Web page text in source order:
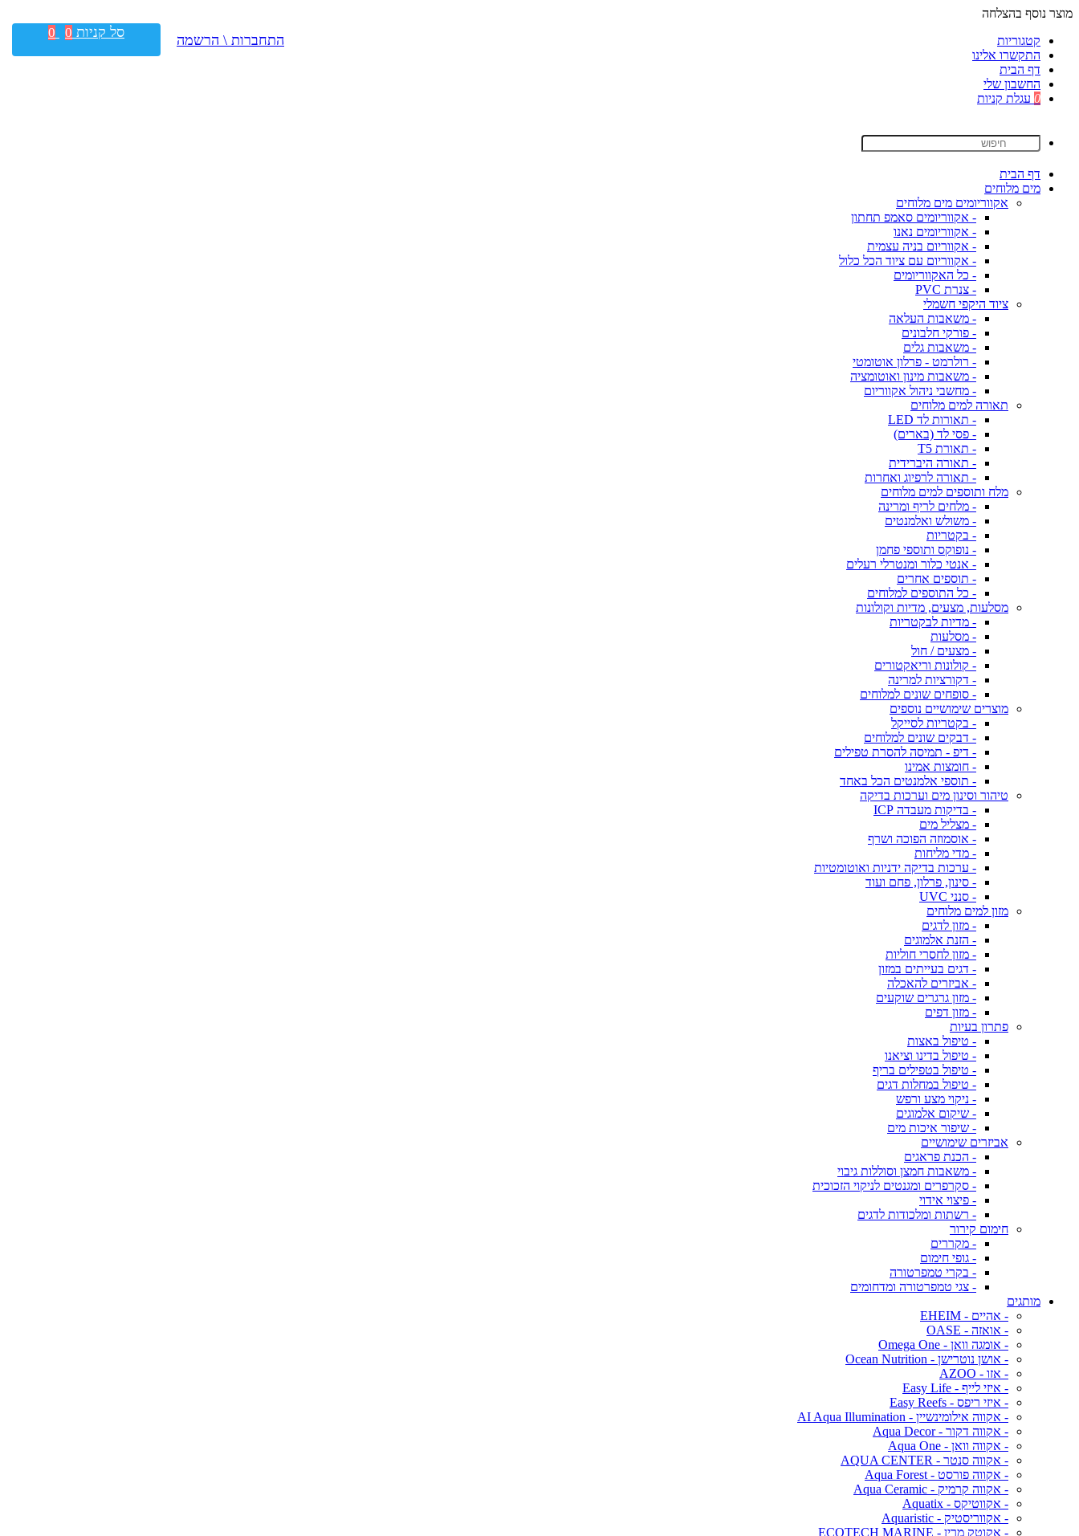
מוצר נוסף בהצלחה
קטגוריות
התקשרו אלינו
דף הבית
החשבון שלי
0 עגלת קניות
דף הבית
מים מלוחים
אקווריומים מים מלוחים
- אקווריומים סאמפ תחתון
- אקווריומים נאנו
- אקווריום בניה עצמית
- אקווריום עם ציוד הכל כלול
- כל האקווריומים
- צנרת PVC
ציוד היקפי חשמלי
- משאבות העלאה
- פורקי חלבונים
- משאבות גלים
- רולרמט - פרלון אוטומטי
- משאבות מינון ואוטומציה
- מחשבי ניהול אקווריום
תאורה למים מלוחים
- תאורות לד LED
- פסי לד (בארים)
- תאורת T5
- תאורה היברידית
- תאורה לרפיוג ואחרות
מלח ותוספים למים מלוחים
- מלחים לריף ומרינה
- משולש ואלמנטים
- בקטריות
- נופוקס ותוספי פחמן
- אנטי כלור ומנטרלי רעלים
- תוספים אחרים
- כל התוספים למלוחים
מסלעות, מצעים, מדיות וקולונות
- מדיות לבקטריות
- מסלעות
- מצעים / חול
- קולונות וריאקטורים
- דקורציות למרינה
- סופחים שונים למלוחים
מוצרים שימושיים נוספים
- בקטריות לסייקל
- דבקים שונים למלוחים
- דיפ - תמיסה להסרת טפילים
- חומצות אמינו
- תוספי אלמנטים הכל באחד
טיהור וסינון מים וערכות בדיקה
- בדיקות מעבדה ICP
- מצליל מים
- אוסמוזה הפוכה ושרף
- מדי מליחות
- ערכות בדיקה ידניות ואוטומטיות
- סינון, פרלון, פחם ועוד
- סנני UVC
מזון למים מלוחים
- מזון לדגים
- הזנת אלמוגים
- מזון לחסרי חוליות
- דגים בעייתים במזון
- אביזרים להאכלה
- מזון גרגרים שוקעים
- מזון דפים
פתרון בעיות
- טיפול באצות
- טיפול בדינו וציאנו
- טיפול בטפילים בריף
- טיפול במחלות דגים
- ניקוי מצע ורפש
- שיקום אלמוגים
- שיפור איכות מים
אביזרים שימושיים
- הכנת פראגים
- משאבות חמצן וסוללות גיבוי
- סקרפרים ומגנטים לניקוי הזכוכית
- פיצוי אידוי
- רשתות ומלכודות לדגים
חימום קירור
- מקררים
- גופי חימום
- בקרי טמפרטורה
- צגי טמפרטורה ומדחומים
מותגים
- אהיים - EHEIM
- אואזה - OASE
- אומגה וואן - Omega One
- אושן נוטרישן - Ocean Nutrition
- אזו - AZOO
- איזי לייף - Easy Life
- איזי ריפס - Easy Reefs
- אקווה אילומינשיין - AI Aqua Illumination
- אקווה דקור - Aqua Decor
- אקווה וואן - Aqua One
- אקווה סנטר - AQUA CENTER
- אקווה פורסט - Aqua Forest
- אקווה קרמיק - Aqua Ceramic
- אקווטיקס - Aquatix
- אקווריסטיק - Aquaristic
- אקוטק מרין - ECOTECH MARINE
התחברות \ הרשמה סל קניות 0
0